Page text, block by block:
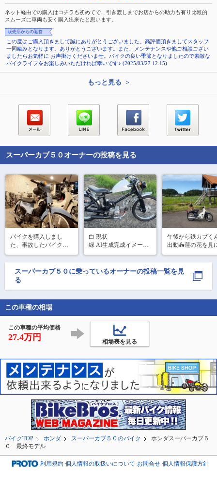
ネット経由での購入はコチラも初めてで、引き渡しまでお店からの助力も有り比較的
スムーズに車両も安く購入出来たと思います。
販売店からの返答
この度はご購入頂きまして誠にありがとうございました。高評価頂きましてスタッフ
一同励みとなります。ありがとうございます。また、メンテナンスや他ご相談ござい
ましたらお気軽に お声掛けくださいませ。バイクの良い季節となりましたので素敵な
バイクライフをお楽しみいただければ幸いです♪ (2025/03/27 12:15)
もっと見る >
スーパーカブ５０ オーナーの投稿を見る
バイクを購入しまし
た、事故したバイクな
んだから色々な修理を
しなきゃだな。。。一
応ここまでが出来て感
謝します。
白 現状
緑 AI生成完成イメージ
完成までいつまでかか
るのか…完成したらカ
ブミーティング行って
午後から鉄カブく
出動🛵蓮の花を見
きましたが、あま
いてない💦そこに
散歩をしているお
ゃんが「見頃は朝
スーパーカブ５０ に乗っているオーナーの投稿一覧を見
る
この車種の相場
この車種の平均価格
27.4万円 相場表を見る
バイクTOP ホンダ スーパーカブ５０のバイク
ホンダスーパーカブ５
０ 最終モデル
利用規約 個人情報の取扱いについて お問合せ 個人情報保護方針